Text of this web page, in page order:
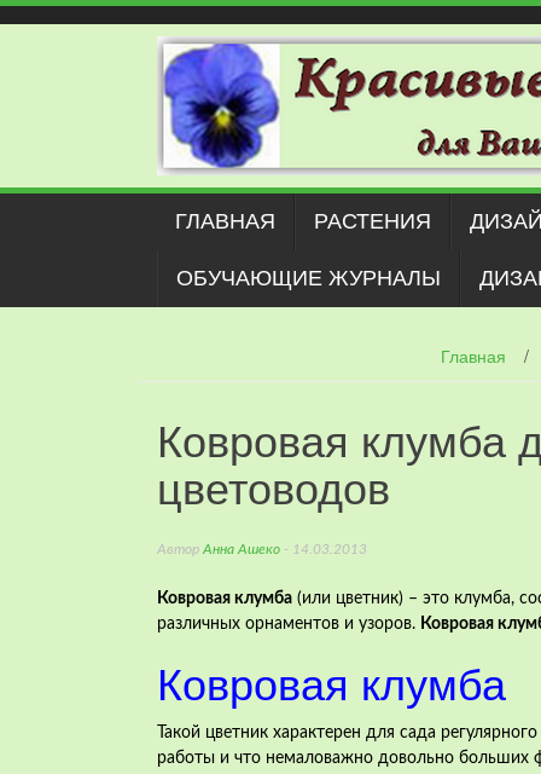
Наверх
ГЛАВНАЯ РАСТЕНИЯ
ОБУЧАЮЩИЕ ЖУРНАЛЫ
Главная /
Ковровая клумба
цветоводов
Автор Анна Ашеко - 14.03.2013
Ковровая клумба (или цветник) – это клумба,
различных орнаментов и узоров. Ковровая
Ковровая клумба
Такой цветник характерен для сада
работы и что немаловажно довольно больших